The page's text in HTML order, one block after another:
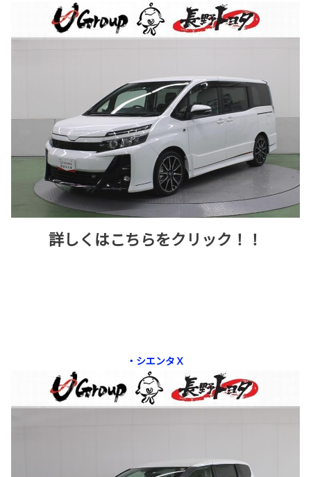
詳しくはこちらをクリック！！
・シエンタＸ